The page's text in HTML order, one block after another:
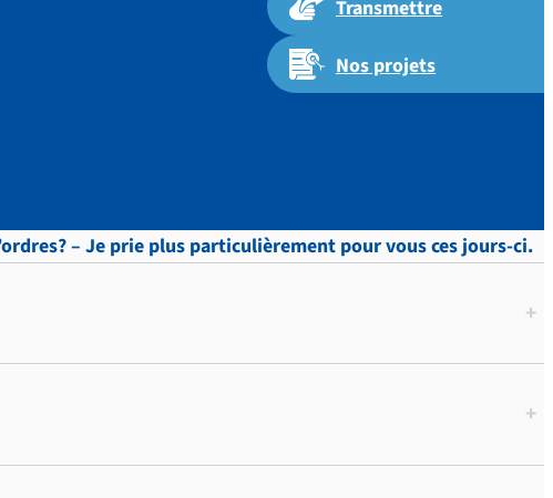
Transmettre
Nos projets
– Je prie plus particulièrement pour vous ces jours-ci.
+
+